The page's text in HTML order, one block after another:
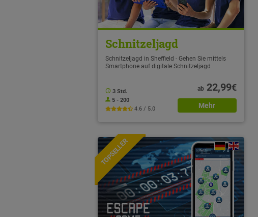
Schnitzeljagd
Schnitzeljagd in Sheffield - Gehen Sie mittels
Smartphone auf digitale Schnitzeljagd
3 Std.
5 - 200
4.6 / 5.0
ab22,99€
Mehr
NEU
TOPSELLER